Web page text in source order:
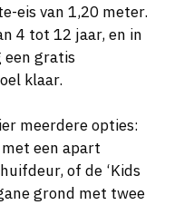
eis van 1,20 meter.
4 tot 12 jaar, en in
een gratis
klaar.
meerdere opties:
een apart
of de ‘Kids
grond met twee